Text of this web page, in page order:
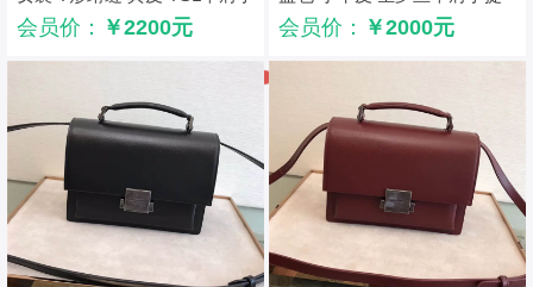
提包 黑色
会员价： ￥2200元
包 蓝色
会员价： ￥2000元